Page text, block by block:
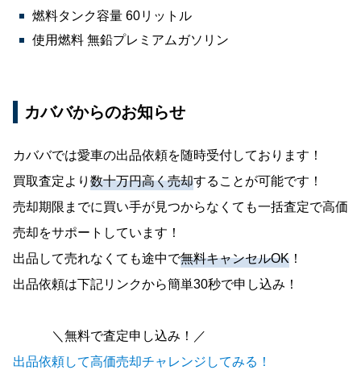
燃料タンク容量 60リットル
使用燃料 無鉛プレミアムガソリン
カババからのお知らせ
カババでは愛車の出品依頼を随時受付しております！
買取査定より 数十万円高く売却することが可能です！
売却期限までに買い手が見つからなくても一括査定で高価
売却をサポートしています！
出品して売れなくても途中で無料キャンセルOK ！
出品依頼は下記リンクから簡単30秒で申し込み！
＼無料で査定申し込み！／
出品依頼して高価売却チャレンジしてみる！